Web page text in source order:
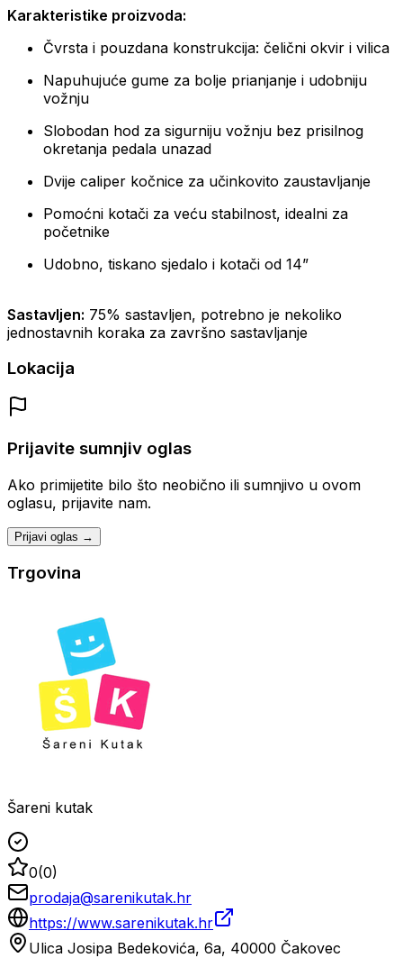
Karakteristike proizvoda:
Čvrsta i pouzdana konstrukcija: čelični okvir i vilica
Napuhujuće gume za bolje prianjanje i udobniju
vožnju
Slobodan hod za sigurniju vožnju bez prisilnog
okretanja pedala unazad
Dvije caliper kočnice za učinkovito zaustavljanje
Pomoćni kotači za veću stabilnost, idealni za
početnike
Udobno, tiskano sjedalo i kotači od 14”
Sastavljen: 75% sastavljen, potrebno je nekoliko
jednostavnih koraka za završno sastavljanje
Lokacija
Prijavite sumnjiv oglas
Ako primijetite bilo što neobično ili sumnjivo u ovom
oglasu, prijavite nam.
Prijavi oglas →
Trgovina
Šareni kutak
0(0)
prodaja@sarenikutak.hr
https://www.sarenikutak.hr
Ulica Josipa Bedekovića, 6a, 40000 Čakovec